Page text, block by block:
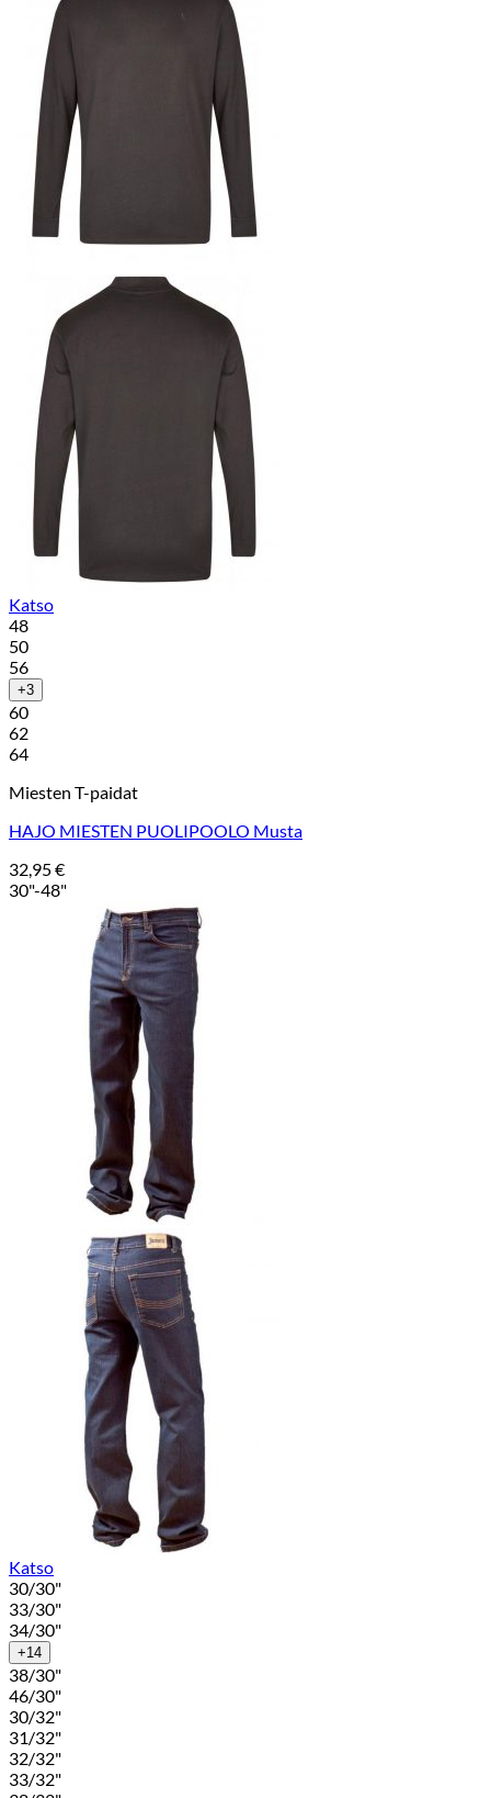
Katso
48
50
56
+3
60
62
64
Miesten T-paidat
HAJO MIESTEN PUOLIPOOLO Musta
32,95€
30"-48"
Katso
30/30"
33/30"
34/30"
+14
38/30"
46/30"
30/32"
31/32"
32/32"
33/32"